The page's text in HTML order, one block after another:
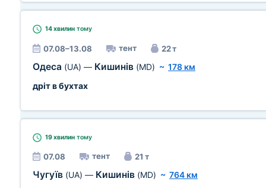
14 хвилин тому
07.08–13.08 тент 22 т
Одеса (UA) — Кишинів (MD) ~ 178 км
дріт в бухтах
19 хвилин тому
07.08 тент 21 т
Чугуїв (UA) — Кишинів (MD) ~ 764 км